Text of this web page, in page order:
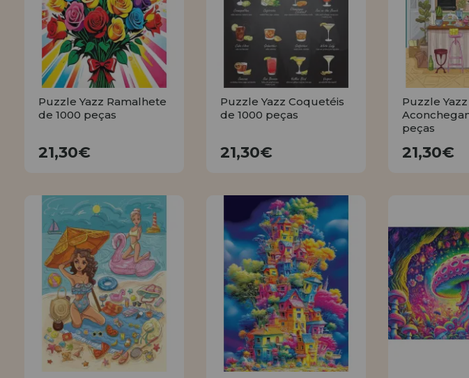
LIQUIDAÇÕES
EM FORMAÇÃO
info@casadopuzzle.pt
Puzzle Yazz Ramalhete
de 1000 peças
21,30€
Puzzle Yazz Coquetéis
de 1000 peças
21,30€
Puzzle
peças
21,30€